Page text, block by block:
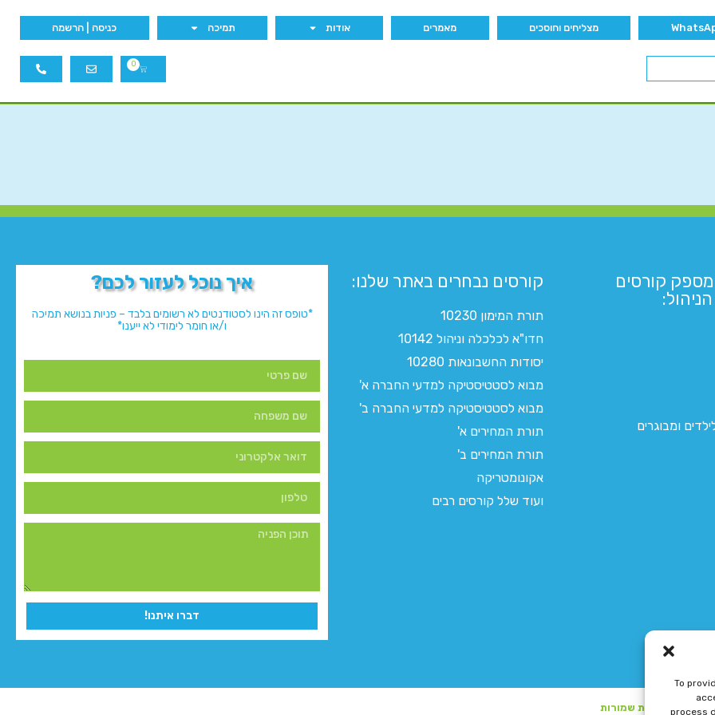
To
process
מצליחים וחוסכים מאמרים אודות תמיכה כניסה | הרשמה
0
קורסים
ומבוגרים
קורסים נבחרים באתר שלנו:​
תורת המימון 10230
חדו"א לכלכלה וניהול 10142
יסודות החשבונאות 10280
מבוא לסטטיסטיקה למדעי החברה א'
מבוא לסטטיסטיקה למדעי החברה ב'
תורת המחירים א'
תורת המחירים ב'
אקונומטריקה
ועוד שלל קורסים רבים
איך נוכל לעזור לכם?
*טופס זה הינו לסטודנטים לא רשומים בלבד – פניות בנושא תמיכה
ו/או חומר לימודי לא ייענו*
דברו איתנו!